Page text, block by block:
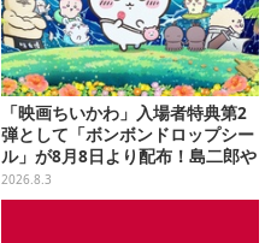
「映画ちいかわ」入場者特典第2
弾として「ボンボンドロップシー
ル」が8月8日より配布！島二郎や
セイレーンはもちろん、人魚のウ
ロコまで…
2026.8.3